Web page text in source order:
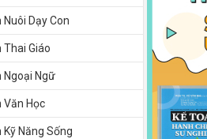
Nuôi Dạy Con
Thai Giáo
Ngoại Ngữ
Văn Học
Kỹ Năng Sống